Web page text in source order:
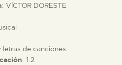
: VÍCTOR DORESTE
letras de canciones
: 1.2